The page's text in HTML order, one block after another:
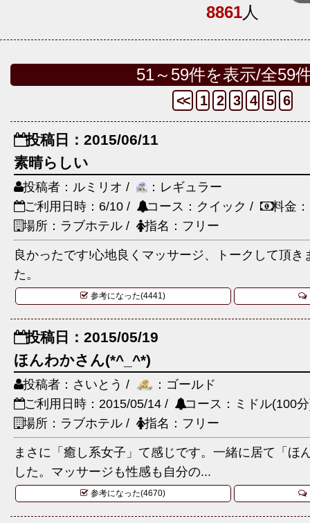
8861人
51～59件を表示/全59
<< 1 2 3 4 5 6
投稿日：2015/06/11
素晴らしい
投稿者：ルミリオ /
：レギュラー
ご利用日時：6/10 /
コース：クイック /
料金
場所：ラブホテル /
指名：フリー
良かったです!心地良くマッサージ、トークして頂き
た。
参考になった(4441)
投稿日：2015/05/19
ほんわかさん(*^_^*)
投稿者：さいとう /
：ゴールド
ご利用日時：2015/05/14 /
コース：ミドル(100
場所：ラブホテル /
指名：フリー
まさに「癒し系女子」て感じです。一緒に居て「ほ
した。マッサージも性感も自分の...
参考になった(4670)